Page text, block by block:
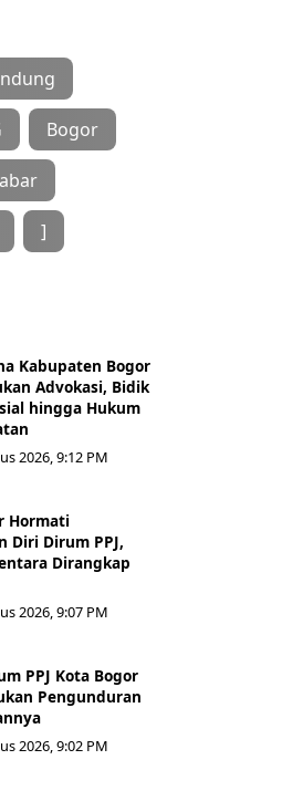
Bogor
]
Kabupaten Bogor
Advokasi, Bidik
hingga Hukum
2026, 9:12 PM
Hormati
Diri Dirum PPJ,
Dirangkap
2026, 9:07 PM
PPJ Kota Bogor
Pengunduran
2026, 9:02 PM